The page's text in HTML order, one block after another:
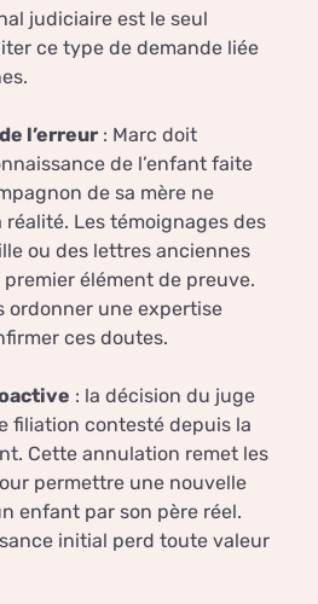
judiciaire est le seul
ce type de demande liée
l’erreur : Marc doit
de l’enfant faite
de sa mère ne
Les témoignages des
ou des lettres anciennes
élément de preuve.
ordonner une expertise
ces doutes.
: la décision du juge
filiation contesté depuis la
Cette annulation remet les
permettre une nouvelle
enfant par son père réel.
initial perd toute valeur